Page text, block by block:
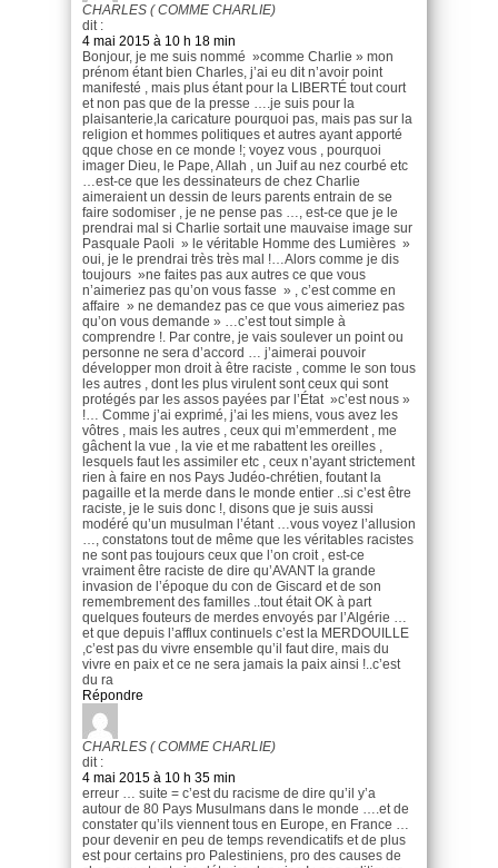
CHARLES ( COMME CHARLIE)
dit :
4 mai 2015 à 10 h 18 min
Bonjour, je me suis nommé »comme Charlie » mon
prénom étant bien Charles, j’ai eu dit n’avoir point
manifesté , mais plus étant pour la LIBERTÉ tout court
et non pas que de la presse ….je suis pour la
plaisanterie,la caricature pourquoi pas, mais pas sur la
religion et hommes politiques et autres ayant apporté
qque chose en ce monde !; voyez vous , pourquoi
imager Dieu, le Pape, Allah , un Juif au nez courbé etc
…est-ce que les dessinateurs de chez Charlie
aimeraient un dessin de leurs parents entrain de se
faire sodomiser , je ne pense pas …, est-ce que je le
prendrai mal si Charlie sortait une mauvaise image sur
Pasquale Paoli » le véritable Homme des Lumières »
oui, je le prendrai très très mal !…Alors comme je dis
toujours »ne faites pas aux autres ce que vous
n’aimeriez pas qu’on vous fasse » , c’est comme en
affaire » ne demandez pas ce que vous aimeriez pas
qu’on vous demande » …c’est tout simple à
comprendre !. Par contre, je vais soulever un point ou
personne ne sera d’accord … j’aimerai pouvoir
développer mon droit à être raciste , comme le son tous
les autres , dont les plus virulent sont ceux qui sont
protégés par les assos payées par l’État »c’est nous »
!… Comme j’ai exprimé, j’ai les miens, vous avez les
vôtres , mais les autres , ceux qui m’emmerdent , me
gâchent la vue , la vie et me rabattent les oreilles ,
lesquels faut les assimiler etc , ceux n’ayant strictement
rien à faire en nos Pays Judéo-chrétien, foutant la
pagaille et la merde dans le monde entier ..si c’est être
raciste, je le suis donc !, disons que je suis aussi
modéré qu’un musulman l’étant …vous voyez l’allusion
…, constatons tout de même que les véritables racistes
ne sont pas toujours ceux que l’on croit , est-ce
vraiment être raciste de dire qu’AVANT la grande
invasion de l’époque du con de Giscard et de son
remembrement des familles ..tout était OK à part
quelques fouteurs de merdes envoyés par l’Algérie …
et que depuis l’afflux continuels c’est la MERDOUILLE
,c’est pas du vivre ensemble qu’il faut dire, mais du
vivre en paix et ce ne sera jamais la paix ainsi !..c’est
du ra
Répondre
CHARLES ( COMME CHARLIE)
dit :
4 mai 2015 à 10 h 35 min
erreur … suite = c’est du racisme de dire qu’il y’a
autour de 80 Pays Musulmans dans le monde ….et de
constater qu’ils viennent tous en Europe, en France …
pour devenir en peu de temps revendicatifs et de plus
est pour certains pro Palestiniens, pro des causes de